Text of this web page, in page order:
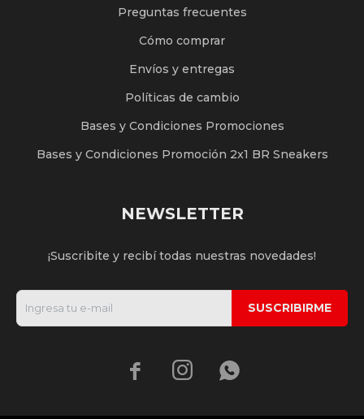
Preguntas frecuentes
Cómo comprar
Envíos y entregas
Políticas de cambio
Bases y Condiciones Promociones
Bases y Condiciones Promoción 2x1 BR Sneakers
NEWSLETTER
¡Suscribite y recibí todas nuestras novedades!
SUSCRIBIRME
  